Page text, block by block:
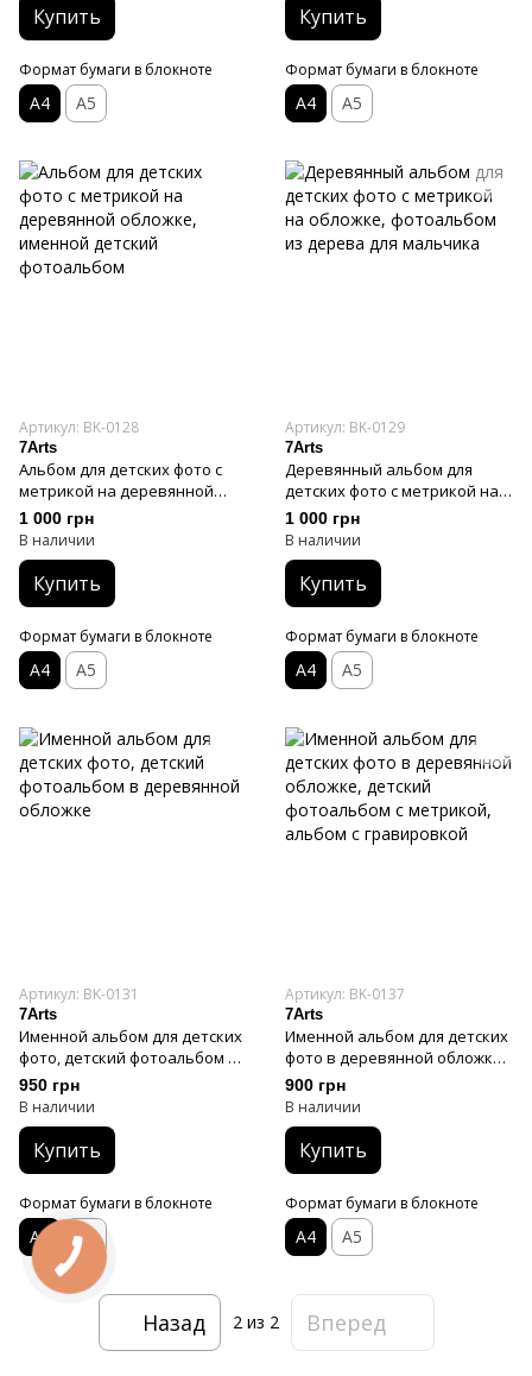
Купить
Формат бумаги в блокноте
А4 А5
Купить
Формат бумаги в блокноте
А4 А5
Артикул: BK-0128
7Arts
Альбом для детских фото с
метрикой на деревянной
обложке, именной детский
фотоальбом
1 000 грн
В наличии
Купить
Формат бумаги в блокноте
А4 А5
Артикул: BK-0129
7Arts
Деревянный альбом для
детских фото с метрикой на
обложке, фотоальбом из
дерева для мальчика
1 000 грн
В наличии
Купить
Формат бумаги в блокноте
А4 А5
Артикул: BK-0131
7Arts
Именной альбом для детских
фото, детский фотоальбом в
деревянной обложке
950 грн
В наличии
Купить
Формат бумаги в блокноте
А4 А5
Артикул: BK-0137
7Arts
Именной альбом для детских
фото в деревянной обложке,
детский фотоальбом с
метрикой, альбом с
гравировкой
900 грн
В наличии
Купить
Формат бумаги в блокноте
А4 А5
Назад 2из 2 Вперед